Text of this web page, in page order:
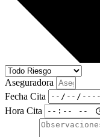
Aseguradora
Fecha Cita
Hora Cita